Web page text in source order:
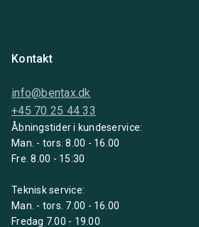
Kontakt
info@bentax.dk
+45 70 25 44 33
Åbningstider i kundeservice:
Man. - tors. 8.00 - 16.00
Fre. 8.00 - 15:30
Teknisk service:
Man. - tors. 7.00 - 16.00
Fredag 7.00 - 19.00